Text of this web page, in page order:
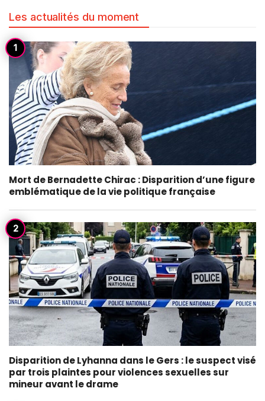
Les actualités du moment
Mort de Bernadette Chirac : Disparition d’une figure
emblématique de la vie politique française
Disparition de Lyhanna dans le Gers : le suspect visé
par trois plaintes pour violences sexuelles sur
mineur avant le drame